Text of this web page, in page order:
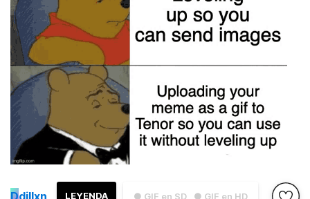
● GIF en SD ● GIF en HD
LEYENDA
Ddillxn